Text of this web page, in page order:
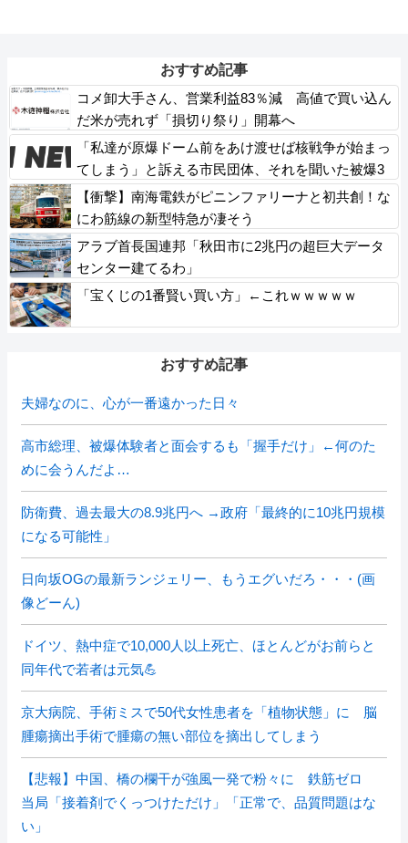
おすすめ記事
コメ卸大手さん、営業利益83％減 高値で買い込ん
だ米が売れず「損切り祭り」開幕へ
「私達が原爆ドーム前をあけ渡せば核戦争が始まっ
てしまう」と訴える市民団体、それを聞いた被爆3
世の人が……
【衝撃】南海電鉄がピニンファリーナと初共創！な
にわ筋線の新型特急が凄そう
アラブ首長国連邦「秋田市に2兆円の超巨大データ
センター建てるわ」
「宝くじの1番賢い買い方」←これｗｗｗｗｗ
おすすめ記事
夫婦なのに、心が一番遠かった日々
高市総理、被爆体験者と面会するも「握手だけ」←何のた
めに会うんだよ…
防衛費、過去最大の8.9兆円へ →政府「最終的に10兆円規模
になる可能性」
日向坂OGの最新ランジェリー、もうエグいだろ・・・(画
像どーん)
ドイツ、熱中症で10,000人以上死亡、ほとんどがお前らと
同年代で若者は元気💪
京大病院、手術ミスで50代女性患者を「植物状態」に 脳
腫瘍摘出手術で腫瘍の無い部位を摘出してしまう
【悲報】中国、橋の欄干が強風一発で粉々に 鉄筋ゼロ
当局「接着剤でくっつけただけ」「正常で、品質問題はな
い」